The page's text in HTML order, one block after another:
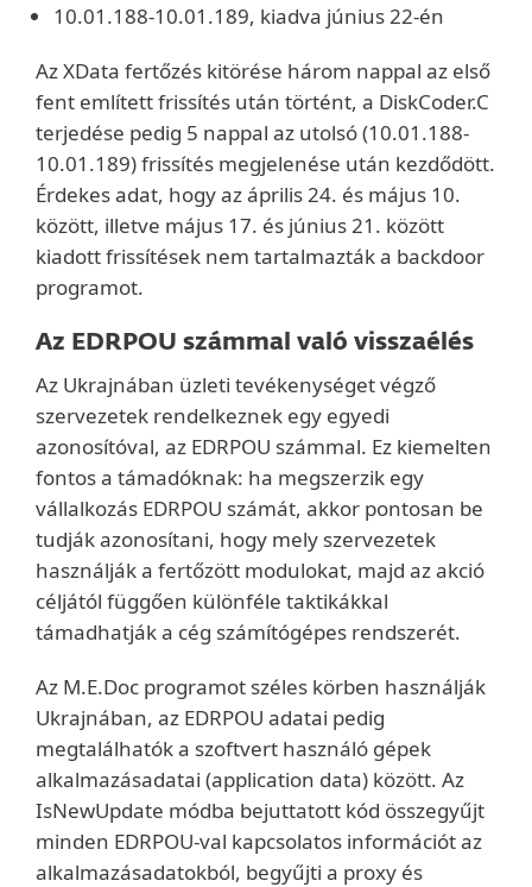
10.01.188-10.01.189, kiadva június 22-én
Az XData fertőzés kitörése három nappal az első
fent említett frissítés után történt, a DiskCoder.C
terjedése pedig 5 nappal az utolsó (10.01.188-
10.01.189) frissítés megjelenése után kezdődött.
Érdekes adat, hogy az április 24. és május 10.
között, illetve május 17. és június 21. között
kiadott frissítések nem tartalmazták a backdoor
programot.
Az EDRPOU számmal való visszaélés
Az Ukrajnában üzleti tevékenységet végző
szervezetek rendelkeznek egy egyedi
azonosítóval, az EDRPOU számmal. Ez kiemelten
fontos a támadóknak: ha megszerzik egy
vállalkozás EDRPOU számát, akkor pontosan be
tudják azonosítani, hogy mely szervezetek
használják a fertőzött modulokat, majd az akció
céljától függően különféle taktikákkal
támadhatják a cég számítógépes rendszerét.
Az M.E.Doc programot széles körben használják
Ukrajnában, az EDRPOU adatai pedig
megtalálhatók a szoftvert használó gépek
alkalmazásadatai (application data) között. Az
IsNewUpdate módba bejuttatott kód összegyűjt
minden EDRPOU-val kapcsolatos információt az
alkalmazásadatokból, begyűjti a proxy és